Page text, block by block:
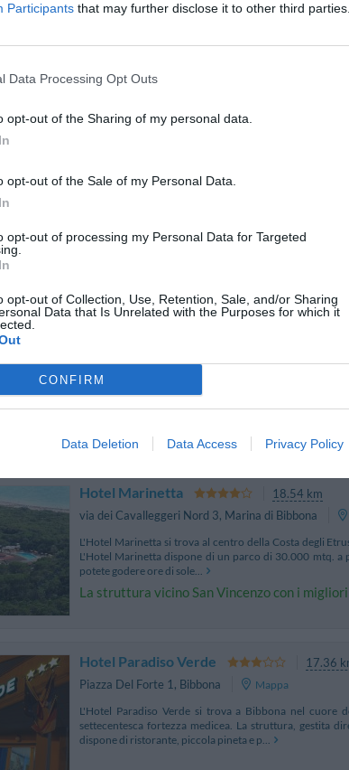
Participants that may further disclose it to other third parties.
Data Processing Opt Outs
opt-out of the Sharing of my personal data.
opt-out of the Sale of my Personal Data.
opt-out of processing my Personal Data for Targeted
opt-out of Collection, Use, Retention, Sale, and/or Sharing
Data that Is Unrelated with the Purposes for which it
CONFIRM
Data Deletion Data Access Privacy Policy
Viale Italia 17,Marina Di Castagneto Carducci
Gli Appartamenti Con Vista Sul Mare - Vacanze
mt dalla spiaggia. Al terzo e ultimo piano di un
Via Del Forte 7,Bibbona
Situato a soli 100 metri dall'ampia spiaggia con
ospiti tutti i comfort per una vacanza all'insegna di mare
giardino, un parcheggio g...
Hotel Residence Bambolo
L'Hotel Bambolo è situato a Castagneto Carducci in
della Toscana, rinomata per la singolarità dei
Hotel Marinetta
18.54 km
via dei Cavalleggeri Nord 3, Marina di Bibbona
L'Hotel Marinetta si trova al centro della Costa degli
L'Hotel Marinetta dispone di un parco di 30.000 mtq. a
potete godere ore di sole...
La struttura vicino San Vincenzo con i
Hotel Paradiso Verde
17.36
Piazza Del Forte 1, Bibbona
Mappa
L'Hotel Paradiso Verde si trova a Bibbona nel cuore
settecentesca fortezza medicea. La struttura, gestita
dispone di ristorante, piccola pineta e p...